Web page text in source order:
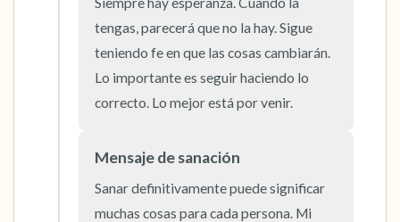
tengas, parecerá que no la hay. Sigue
teniendo fe en que las cosas cambiarán.
Lo importante es seguir haciendo lo
correcto. Lo mejor está por venir.
Mensaje de sanación
Sanar definitivamente puede significar
muchas cosas para cada persona. Mi
dentro de la habitación y por la ventana)
4 – cosas que puedes sentir (¿qué hay frente
a ti que puedas tocar?)
3 – cosas que puedes oír
2 – cosas que puedes oler